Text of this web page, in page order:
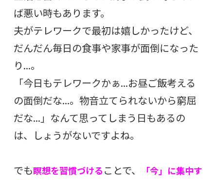
ば悪い時もあります。
夫がテレワークで最初は嬉しかったけど、
だんだん毎日の食事や家事が面倒になった
り…。
「今日もテレワークかぁ…お昼ご飯考える
の面倒だな…。物音立てられないから窮屈
だな…」なんて思ってしまう日もあるの
は、しょうがないですよね。
でも瞑想を習慣づける ことで、
「今」に集中す